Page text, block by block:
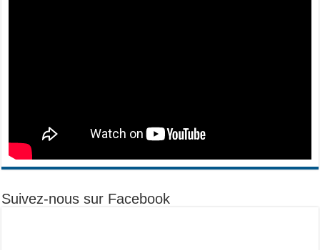
Suivez-nous sur Facebook